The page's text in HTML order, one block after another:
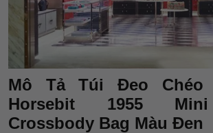
Mô Tả Túi Đeo Chéo
Horsebit 1955
Crossbody Bag Màu Đen